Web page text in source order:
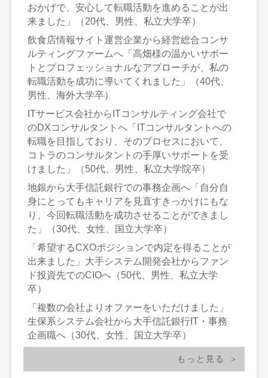
おかげで、安心して転職活動を進めることが出
来ました」（20代、男性、私立大学卒）
飲食店情報サイト運営企業から経営総合コンサ
ルティングファームへ「高畑様の温かいサポー
トとプロフェッショナルなアプローチが、私の
転職活動を成功に導いてくれました」（40代、
男性、海外大学卒）
ITサービス会社からITコンサルティング会社で
のDXコンサルタントへ「ITコンサルタントへの
転職を目指しており、そのプロセスにおいて、
コトラのコンサルタントの手厚いサポートを受
けました」（50代、男性、私立大学院卒）
地銀から大手信託銀行での事務企画へ「自分自
身にとってもキャリアを見直すきっかけにもな
り、今回転職活動を成功させることができまし
た」（30代、女性、国立大学卒）
「希望するCXOポジションで内定を得ることが
出来ました」大手システム開発会社からファン
ド投資先でのCIOへ（50代、男性、私立大学
卒）
「複数の会社よりオファーをいただけました」
生保系システム会社から大手信託銀行IT・事務
企画職へ（30代、女性、国立大学卒）
もっと見る